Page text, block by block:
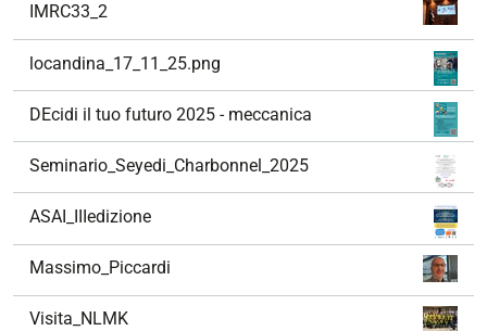
IMRC33_2
locandina_17_11_25.png
DEcidi il tuo futuro 2025 - meccanica
Seminario_Seyedi_Charbonnel_2025
ASAI_IIIedizione
Massimo_Piccardi
Visita_NLMK